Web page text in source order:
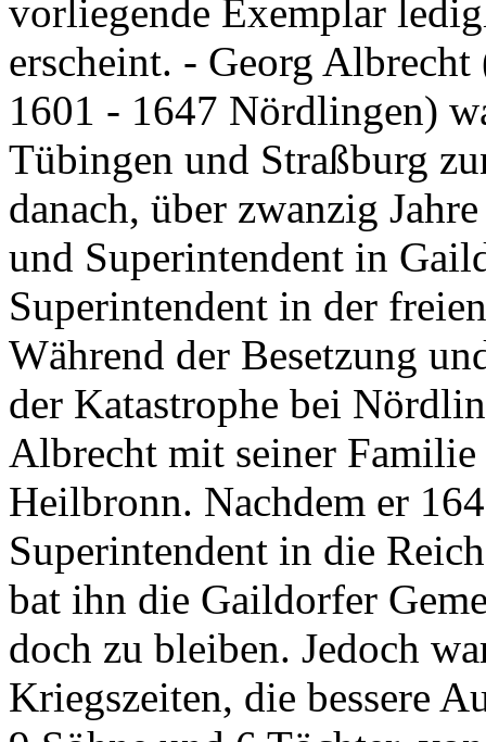
vorliegende Exemplar
erscheint. - Georg
1601 - 1647 Nördlingen)
Tübingen und Straßburg
danach, über zwanzig
und Superintendent in
Superintendent in der
Während der Besetzung
der Katastrophe bei
Albrecht mit seiner
Heilbronn. Nachdem er
Superintendent in die
bat ihn die Gaildorfer
doch zu bleiben. Jedoch
Kriegszeiten, die bessere